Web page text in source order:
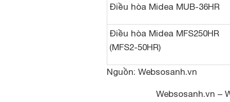
Điều hòa Midea MUB-36HR
Điều hòa Midea MFS250HR
(MFS2-50HR)
Nguồn: Websosanh.vn
Websosanh.vn –